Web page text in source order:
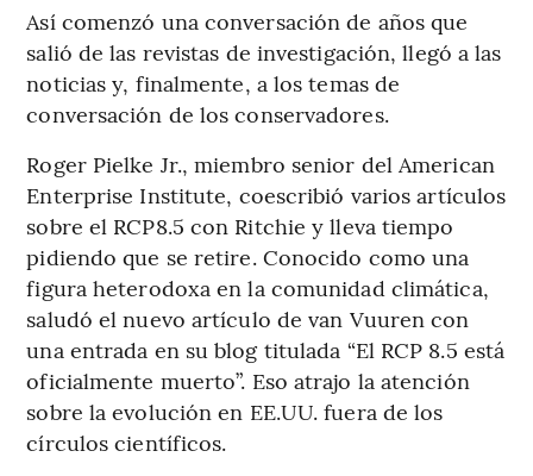
Así comenzó una conversación de años que
salió de las revistas de investigación, llegó a las
noticias y, finalmente, a los temas de
conversación de los conservadores.
Roger Pielke Jr., miembro senior del American
Enterprise Institute, coescribió varios artículos
sobre el RCP8.5 con Ritchie y lleva tiempo
pidiendo que se retire. Conocido como una
figura heterodoxa en la comunidad climática,
saludó el nuevo artículo de van Vuuren con
una entrada en su blog titulada “El RCP 8.5 está
oficialmente muerto”. Eso atrajo la atención
sobre la evolución en EE.UU. fuera de los
círculos científicos.